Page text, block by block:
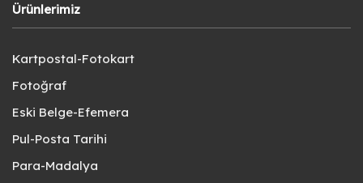
Ürünlerimiz
Kartpostal-Fotokart
Fotoğraf
Eski Belge-Efemera
Pul-Posta Tarihi
Para-Madalya